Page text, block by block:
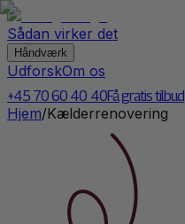
Sådan virker det
Håndværk
UdforskOm os
+45 70 60 40 40Få gratis tilbud
Hjem/Kælderrenovering